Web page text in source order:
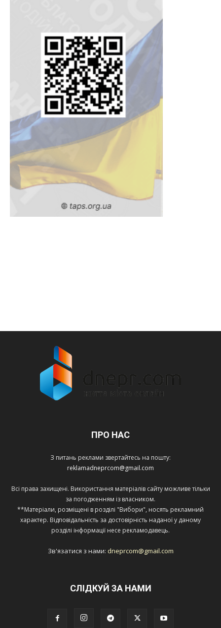
ПРО НАС
З питань реклами звертайтесь на пошту:
reklamadneprcom@gmail.com
Всі права захищені. Використання матеріалів сайту можливе тільки
за погодженням із власником.
**Матеріали, розміщені в розділі "Вибори", носять рекламний
характер. Відповідальність за достовірність наданої у даному
розділі інформації несе рекламодавець.
Зв'язатися з нами: dneprcom@gmail.com
СЛІДКУЙ ЗА НАМИ